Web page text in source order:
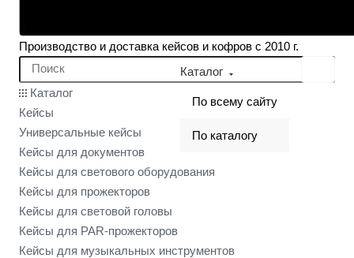
Производство и доставка кейсов и кофров с 2010 г.
Каталог
По всему сайту
По каталогу
Каталог
Кейсы
Универсальные кейсы
Кейсы для документов
Кейсы для светового оборудования
Кейсы для прожекторов
Кейсы для световой головы
Кейсы для PAR-прожекторов
Кейсы для музыкальных инструментов